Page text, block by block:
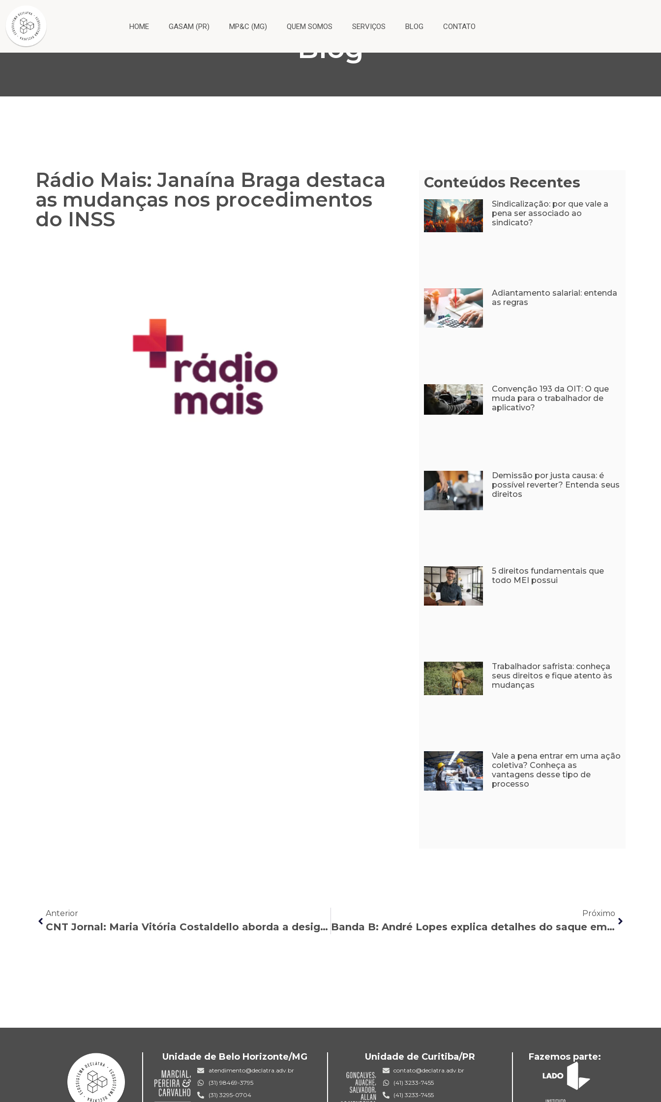
HOME GASAM (PR) MP&C (MG) QUEM SOMOS SERVIÇOS BLOG CONTATO
Blog
Rádio Mais: Janaína Braga destaca
as mudanças nos procedimentos
do INSS
Conteúdos Recentes
Sindicalização: por que vale a
pena ser associado ao
sindicato?
Adiantamento salarial: entenda
as regras
Convenção 193 da OIT: O que
muda para o trabalhador de
aplicativo?
Demissão por justa causa: é
possível reverter? Entenda seus
direitos
5 direitos fundamentais que
todo MEI possui
Trabalhador safrista: conheça
seus direitos e fique atento às
mudanças
Vale a pena entrar em uma ação
coletiva? Conheça as
vantagens desse tipo de
processo
Anterior
CNT Jornal: Maria Vitória Costaldello aborda a desigualdade salarial de gênero
Próximo
Banda B: André Lopes explica detalhes do saque emergencial do FGTS
Unidade de Belo Horizonte/MG
atendimento@declatra.adv.br
(31) 98469-3795
(31) 3295-0704
Unidade de Curitiba/PR
contato@declatra.adv.br
(41) 3233-7455
(41) 3233-7455
Fazemos parte: